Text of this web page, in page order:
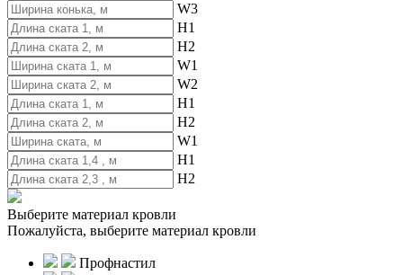
W3
H1
H2
W1
W2
H1
H2
W1
H1
H2
Выберите материал кровли
Пожалуйста, выберите материал кровли
Профнастил